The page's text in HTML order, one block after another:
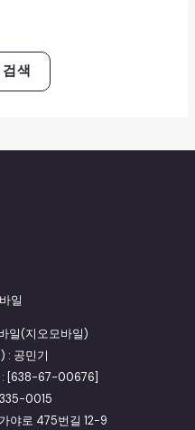
검색
일
일(지오모바일)
: 공민기
: [638-67-00676]
0015
야로 475번길 12-9